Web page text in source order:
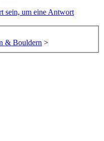
sein, um eine Antwort
& Bouldern >